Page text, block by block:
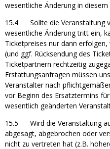
wesentliche Änderung in diesem
15.4 Sollte die Veranstaltung
wesentliche Änderung tritt ein,
Ticketpreises nur dann
(und ggf. Rücksendung des
Ticketpartnern rechtzeitig
Erstattungsanfragen müssen
Veranstalter nach
vor Beginn des Ersatztermins
wesentlich geänderten
15.5 Wird die Veranstaltung
abgesagt, abgebrochen oder
nicht zu vertreten hat (z.B.